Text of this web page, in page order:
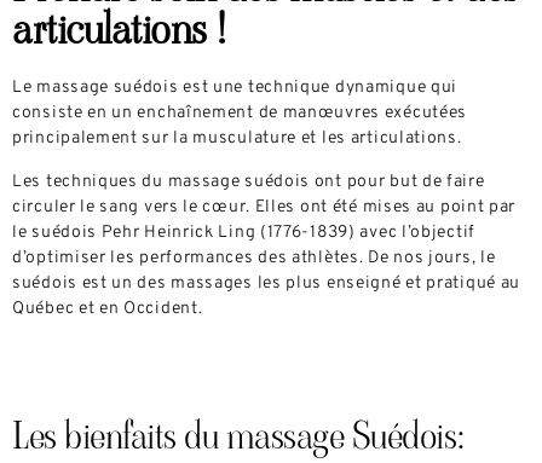
articulations !
Le massage suédois est une technique dynamique qui
consiste en un enchaînement de manœuvres exécutées
principalement sur la musculature et les articulations.
Les techniques du massage suédois ont pour but de faire
circuler le sang vers le cœur. Elles ont été mises au point par
le suédois Pehr Heinrick Ling (1776-1839) avec l’objectif
d’optimiser les performances des athlètes. De nos jours, le
suédois est un des massages les plus enseigné et pratiqué au
Québec et en Occident.
Les bienfaits du massage Suédois: